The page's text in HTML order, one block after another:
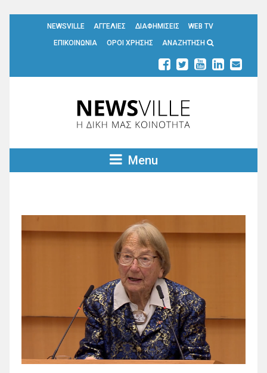
NEWSVILLE ΑΓΓΕΛΙΕΣ ΔΙΑΦΗΜΙΣΕΙΣ
WEB TV
ΕΠΙΚΟΙΝΩΝΙΑ
ΟΡΟΙ ΧΡΗΣΗΣ ΑΝΑΖΗΤΗΣΗ
Menu